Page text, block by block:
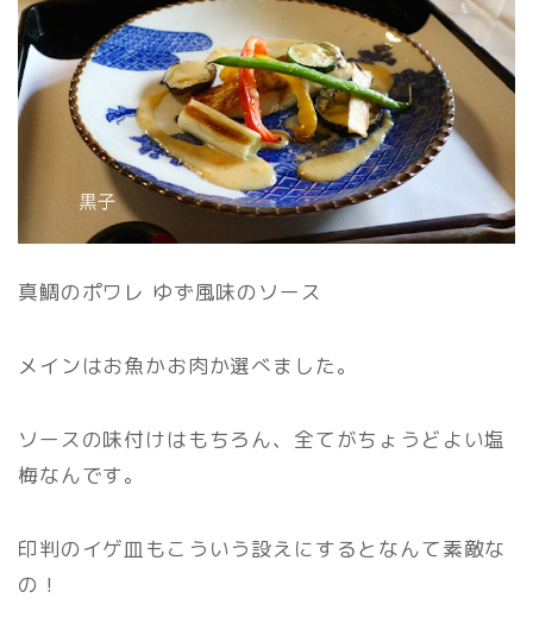
真鯛のポワレ ゆず風味のソース
メインはお魚かお肉か選べました。
ソースの味付けはもちろん、全てがちょうどよい塩
梅なんです。
印判のイゲ皿もこういう設えにするとなんて素敵な
の！